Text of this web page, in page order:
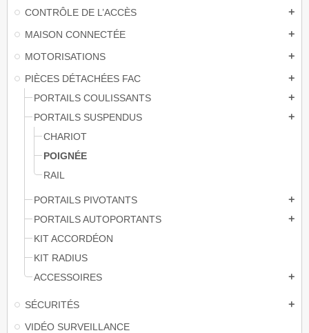
CONTRÔLE DE L’ACCÈS add
MAISON CONNECTÉE add
MOTORISATIONS add
PIÈCES DÉTACHÉES FAC add
PORTAILS COULISSANTS add
PORTAILS SUSPENDUS add
CHARIOT
POIGNÉE
RAIL
PORTAILS PIVOTANTS add
PORTAILS AUTOPORTANTS add
KIT ACCORDÉON
KIT RADIUS
ACCESSOIRES
add
SÉCURITÉS add
VIDÉO SURVEILLANCE